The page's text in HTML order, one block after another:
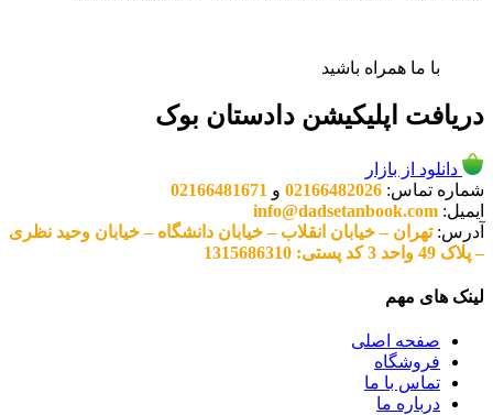
با ما همراه باشید
دریافت اپلیکیشن دادستان بوک
دانلود از بازار
شماره تماس: 02166482026 و 02166481671
ایمیل: info@dadsetanbook.com
آدرس:تهران – خیابان انقلاب – خیابان دانشگاه – خیابان وحید نظری
– پلاک 49 واحد 3 کد پستی: 1315686310
لینک های مهم
صفحه اصلی
فروشگاه
تماس با ما
درباره ما